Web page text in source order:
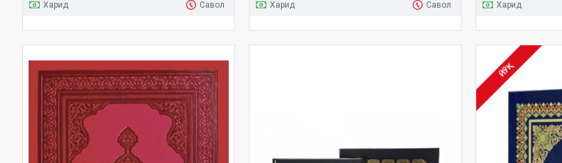
Харид Савол Харид Савол Харид
ЙЎҚ